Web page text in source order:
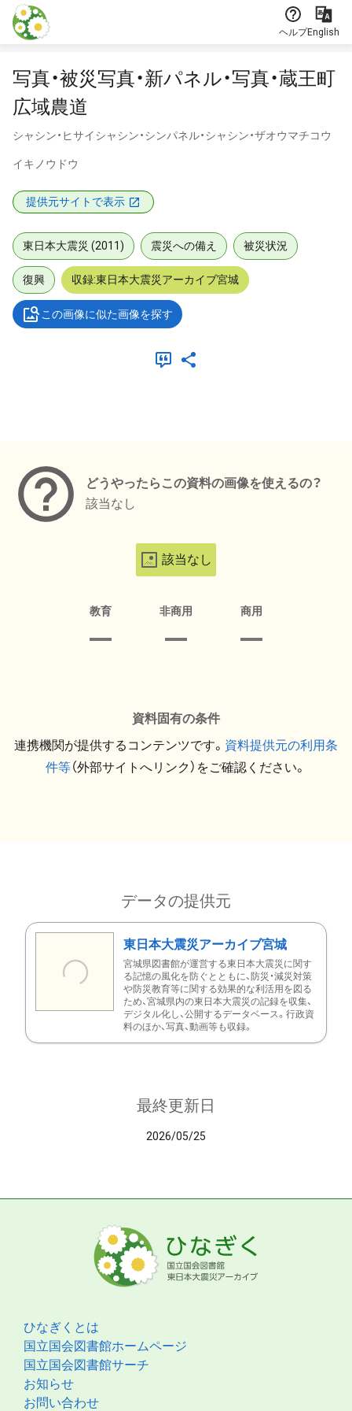
本文に飛ぶ
ヘルプEnglish
写真・被災写真・新パネル・写真・蔵王町
広域農道
シャシン・ヒサイシャシン・シンパネル・シャシン・ザオウマチコウ
イキノウドウ
提供元サイトで表示
東日本大震災 (2011) 震災への備え 被災状況
復興 収録:東日本大震災アーカイブ宮城
この画像に似た画像を探す
どうやったらこの資料の画像を使えるの？
該当なし
該当なし
教育 非商用 商用
資料固有の条件
連携機関が提供するコンテンツです。 資料提供元の利用条
件等（外部サイトへリンク）をご確認ください。
データの提供元
東日本大震災アーカイブ宮城
宮城県図書館が運営する東日本大震災に関す
る記憶の風化を防ぐとともに、防災・減災対策
や防災教育等に関する効果的な利活用を図る
ため、宮城県内の東日本大震災の記録を収集、
デジタル化し、公開するデータベース。行政資
料のほか、写真、動画等も収録。
最終更新日
2026/05/25
ひなぎくとは
国立国会図書館ホームページ
国立国会図書館サーチ
お知らせ
お問い合わせ